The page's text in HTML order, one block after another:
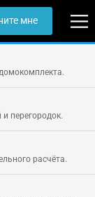
мне
перегородок.
расчёта.